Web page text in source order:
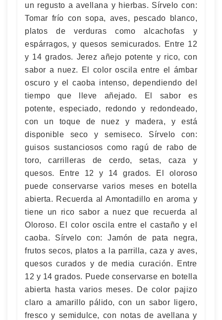
un regusto a avellana y hierbas. Sírvelo con:
Tomar frío con sopa, aves, pescado blanco,
platos de verduras como alcachofas y
espárragos, y quesos semicurados. Entre 12
y 14 grados. Jerez añejo potente y rico, con
sabor a nuez. El color oscila entre el ámbar
oscuro y el caoba intenso, dependiendo del
tiempo que lleve añejado. El sabor es
potente, especiado, redondo y redondeado,
con un toque de nuez y madera, y está
disponible seco y semiseco. Sírvelo con:
guisos sustanciosos como ragú de rabo de
toro, carrilleras de cerdo, setas, caza y
quesos. Entre 12 y 14 grados. El oloroso
puede conservarse varios meses en botella
abierta. Recuerda al Amontadillo en aroma y
tiene un rico sabor a nuez que recuerda al
Oloroso. El color oscila entre el castaño y el
caoba. Sírvelo con: Jamón de pata negra,
frutos secos, platos a la parrilla, caza y aves,
quesos curados y de media curación. Entre
12 y 14 grados. Puede conservarse en botella
abierta hasta varios meses. De color pajizo
claro a amarillo pálido, con un sabor ligero,
fresco y semidulce, con notas de avellana y